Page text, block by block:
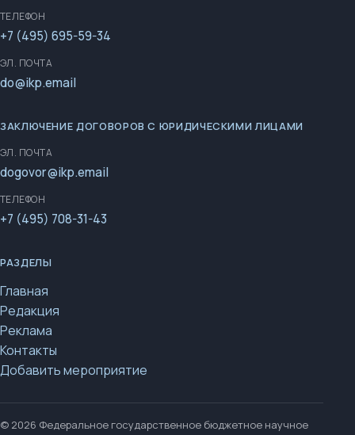
ТЕЛЕФОН
+7 (495) 695-59-34
ЭЛ. ПОЧТА
do@ikp.email
ЗАКЛЮЧЕНИЕ ДОГОВОРОВ С ЮРИДИЧЕСКИМИ ЛИЦАМИ
ЭЛ. ПОЧТА
dogovor@ikp.email
ТЕЛЕФОН
+7 (495) 708-31-43
РАЗДЕЛЫ
Главная
Редакция
Реклама
Контакты
Добавить мероприятие
© 2026 Федеральное государственное бюджетное научное